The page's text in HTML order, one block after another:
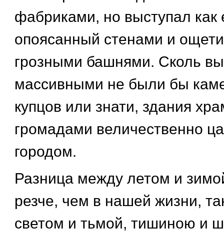
фабриками, но выступал как
опоясанный стенами и
грозными башнями. Сколь
массивными не были бы
купцов или знати, здания
громадами величественно
городом.
Разница между летом и
резче, чем в нашей жизни,
светом и тьмой, тишиною и